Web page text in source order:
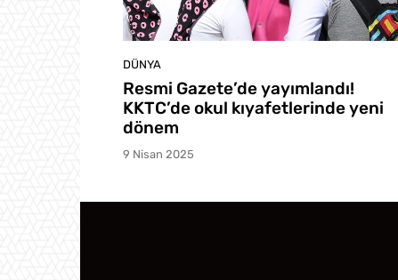
DÜNYA
Resmi Gazete’de yayımlandı!
KKTC’de okul kıyafetlerinde yeni
dönem
9 Nisan 2025